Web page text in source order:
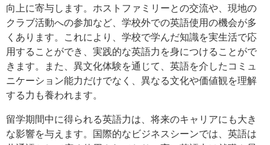
向上に寄与します。ホストファミリーとの交流や、現地の
クラブ活動への参加など、学校外での英語使用の機会が多
くあります。これにより、学校で学んだ知識を実生活で応
用することができ、実践的な英語力を身につけることがで
きます。また、異文化体験を通じて、英語を介したコミュ
ニケーション能力だけでなく、異なる文化や価値観を理解
する力も養われます。
留学期間中に得られる英語力は、将来のキャリアにも大き
な影響を与えます。国際的なビジネスシーンでは、英語は